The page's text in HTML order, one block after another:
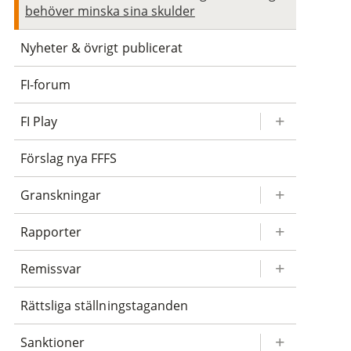
behöver minska sina skulder
Nyheter & övrigt publicerat
FI-forum
FI Play
Förslag nya FFFS
Granskningar
Rapporter
Remissvar
Rättsliga ställningstaganden
Sanktioner